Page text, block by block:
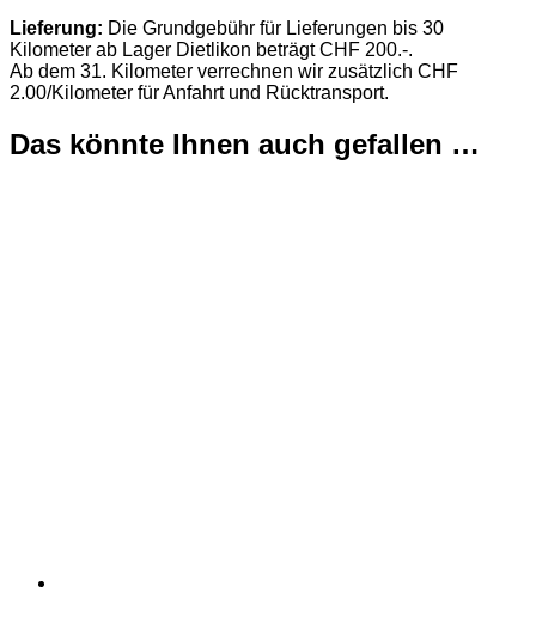
Lieferung: Die Grundgebühr für Lieferungen bis 30
Kilometer ab Lager Dietlikon beträgt CHF 200.-.
Ab dem 31. Kilometer verrechnen wir zusätzlich CHF
2.00/Kilometer für Anfahrt und Rücktransport.
Das könnte Ihnen auch gefallen …